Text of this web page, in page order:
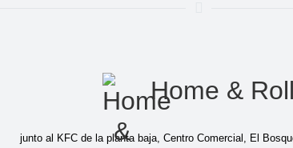
Home & Roll
junto al KFC de la planta baja, Centro Comercial, El